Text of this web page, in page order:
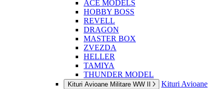
ACE MODELS
HOBBY BOSS
REVELL
DRAGON
MASTER BOX
ZVEZDA
HELLER
TAMIYA
THUNDER MODEL
Kituri Avioane Militare WW II
Kituri Avioane